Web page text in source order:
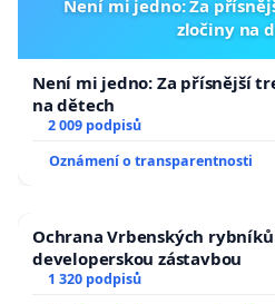
Není mi jedno: Za
zločiny na
Není mi jedno: Za přísnější
na dětech
2 009 podpisů
Oznámení o transparentnosti
Ochrana Vrbenských
developerskou zástavbou
1 320 podpisů